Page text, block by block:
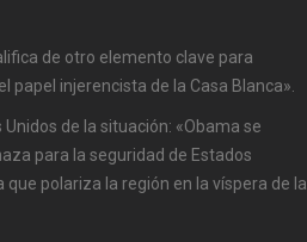
de otro elemento clave para
papel injerencista de la Casa Blanca».
de la situación: «Obama se
para la seguridad de Estados
polariza la región en la víspera de la